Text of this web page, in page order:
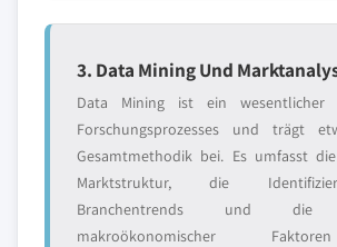
3. Data Mining Und
Data Mining ist ein wesentlicher
Forschungsprozesses und trägt
Gesamtmethodik bei. Es umfasst
Marktstruktur, die
Branchentrends und die
makroökonomischer